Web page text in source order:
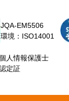
JQA-EM5506
環境：ISO14001
人情報保護士
定証